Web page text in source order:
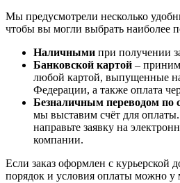
Мы предусмотрели несколько
чтобы вы могли выбрать наиболее
Наличными при получении
Банковской картой –
любой картой, выпущенные
Федерации, а также оплата
Безналичным переводом по
мы выставим счёт для
направьте заявку на
компании.
Если заказ оформлен с курьерской
порядок и условия оплаты можно у